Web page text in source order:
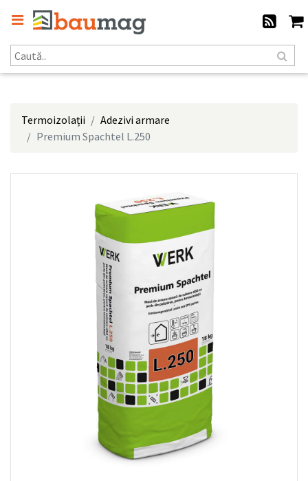
Termoizolații
Adezivi armare
Premium Spachtel L.250